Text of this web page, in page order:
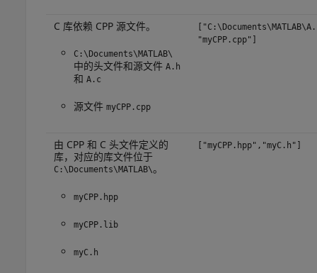
C 库依赖 CPP 源文件。
C:\Documents\MATLAB\
中的头文件和源文件 A.h
和 A.c
源文件 myCPP.cpp
"myCPP.cpp"]
由 CPP 和 C 头文件定义的
库，对应的库文件位于
C:\Documents\MATLAB\。
myCPP.hpp
myCPP.lib
myC.h
["myCPP.hpp","myC.h"]